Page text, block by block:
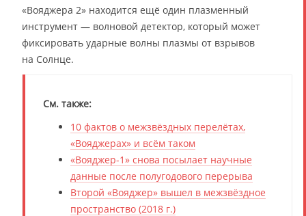
«Вояджера 2» находится ещё один плазменный
инструмент — волновой детектор, который может
фиксировать ударные волны плазмы от взрывов
на Солнце.
См. также:
10 фактов о межзвёздных перелётах,
«Вояджерах» и всём таком
«Вояджер-1» снова посылает научные
данные после полугодового перерыва
Второй «Вояджер» вышел в межзвёздное
пространство (2018 г.)